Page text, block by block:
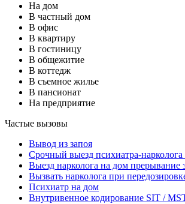
На дом
В частный дом
В офис
В квартиру
В гостиницу
В общежитие
В коттедж
В съемное жилье
В пансионат
На предприятие
Частые вызовы
Вывод из запоя
Срочный выезд психиатра-нарколога
Выезд нарколога на дом прерывание
Вызвать нарколога при
Психиатр на дом
Внутривенное кодирование SIT /